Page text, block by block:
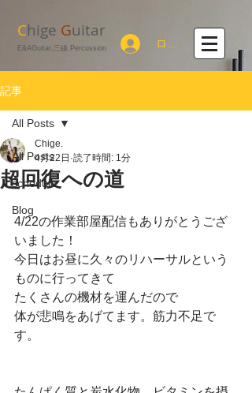
ログイン
Chige Guitar
E&AGuitar,三線,Percussion
記事
All Posts
schedule
Blog
All Posts
超回復への道
Chige.
4月22日 読了時間: 1分
4/22の作業部屋配信もありがとうござ
いました！
今日はお昼に久々のリハーサルという
ものに行ってきて
たくさんの機材を運んだので
体が悲鳴をあげてます。筋力不足で
す。